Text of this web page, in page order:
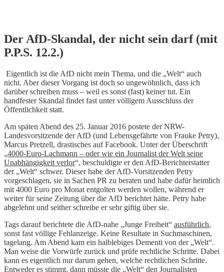
Skip
to
content
Der AfD-Skandal, der nicht sein darf (mit
P.P.S. 12.2.)
Eigentlich ist die AfD nicht mein Thema, und die „Welt“ auch
nicht. Aber dieser Vorgang ist doch so ungewöhnlich, dass ich
darüber schreiben muss – weil es sonst (fast) keiner tut. Ein
handfester Skandal findet fast unter völligem Ausschluss der
Öffentlichkeit statt.
Am späten Abend des 25. Januar 2016 postete der NRW-
Landesvorsitzende der AfD (und Lebensgefährte von Frauke Petry),
Marcus Pretzell, drastisches auf Facebook. Unter der Überschrift
„4000-Euro-Lachmann – oder wie ein Journalist der Welt seine
Unabhängigkeit verlor“, beschuldigte er den AfD-Berichterstatter
der „Welt“ schwer. Dieser habe der AfD-Vorsitzenden Petry
vorgeschlagen, sie in Sachen PR zu beraten und habe dafür heimlich
mit 4000 Euro pro Monat entgolten werden wollen, während er
weiter für seine Zeitung über die AfD berichtet hätte. Petry habe
abgelehnt und seither schreibe er sehr giftig über sie.
Tags darauf berichtete die AfD-nahe „Junge Freiheit“ ausführlich,
sonst fast völlige Fehlanzeige. Keine Resultate in Suchmaschinen,
tagelang. Am Abend kam ein halblebiges Dementi von der „Welt“.
Man weise die Vorwürfe zurück und prüfe rechtliche Schritte. Dabei
kann es eigentlich nur darum gehen, welche rechtlichen Schritte.
Entweder es stimmt, dann müsste die „Welt“ den Journalisten